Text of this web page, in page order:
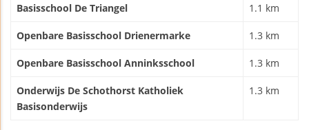
Basisschool De Triangel 1.1 km
Openbare Basisschool Drienermarke 1.3 km
Openbare Basisschool Anninksschool 1.3 km
Onderwijs De Schothorst Katholiek
Basisonderwijs
1.3 km